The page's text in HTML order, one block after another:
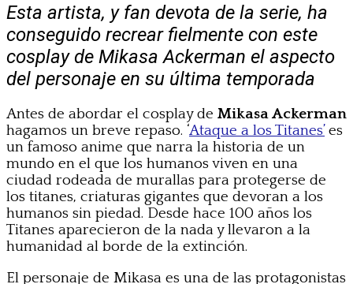
Esta artista, y fan devota de la serie, ha
conseguido recrear fielmente con este
cosplay de Mikasa Ackerman el aspecto
del personaje en su última temporada
Antes de abordar el cosplay de Mikasa Ackerman
hagamos un breve repaso. ‘Ataque a los Titanes’es
un famoso anime que narra la historia de un
mundo en el que los humanos viven en una
ciudad rodeada de murallas para protegerse de
los titanes, criaturas gigantes que devoran a los
humanos sin piedad. Desde hace 100 años los
Titanes aparecieron de la nada y llevaron a la
humanidad al borde de la extinción.
El personaje de Mikasa es una de las protagonistas